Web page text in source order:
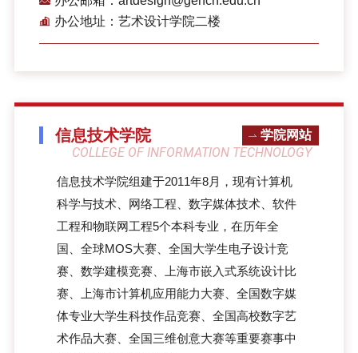
办公地址：艺术设计学院二楼
信息技术学院
COLLEGE OF INFORMATION TECHNOLOGY
学院网站
信息技术学院组建于2011年8月，现有计算机
科学与技术、网络工程、数字媒体技术、软件
工程和物联网工程5个本科专业，在历年全
国、全球MOS大赛、全国大学生电子设计竞
赛、数学建模竞赛、上海市嵌入式系统设计比
赛、上海市计算机应用能力大赛、全国数字媒
体专业大学生科技作品竞赛、全国高校数字艺
术作品大赛、全国三维创意大赛等重要赛事中